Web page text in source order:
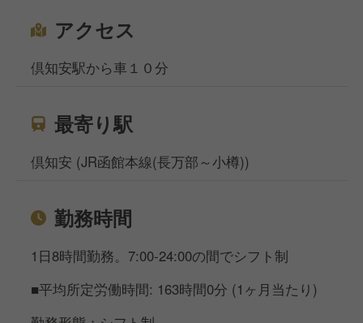
アクセス
倶知安駅から車１０分
最寄り駅
倶知安 (JR函館本線(長万部～小樽))
勤務時間
1日8時間勤務。7:00-24:00の間でシフト制
■平均所定労働時間: 163時間0分 (1ヶ月当たり)